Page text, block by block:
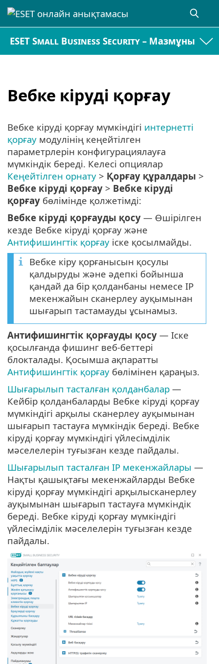
ESET Small Business Security – Мазмұны
Вебке кіруді қорғау
Вебке кіруді қорғау мүмкіндігі интернетті
қорғау модулінің кеңейтілген
параметрлерін конфигурациялауға
мүмкіндік береді. Келесі опциялар
Кеңейтілген орнату > Қорғау құралдары >
Вебке кіруді қорғау > Вебке кіруді
қорғау бөлімінде қолжетімді:
Вебке кіруді қорғауды қосу — Өшірілген
кезде Вебке кіруді қорғау және
Антифишингтік қорғау іске қосылмайды.
Вебке кіру қорғанысын қосулы
қалдыруды және әдепкі бойынша
қандай да бір қолданбаны немесе IP
мекенжайын сканерлеу ауқымынан
шығарып тастамауды ұсынамыз.
Антифишингтік қорғауды қосу — Іске
қосылғанда фишинг веб-беттері
блокталады. Қосымша ақпаратты
Антифишингтік қорғау бөлімінен қараңыз.
Шығарылып тасталған қолданбалар —
Кейбір қолданбаларды Вебке кіруді қорғау
мүмкіндігі арқылы сканерлеу ауқымынан
шығарып тастауға мүмкіндік береді. Вебке
кіруді қорғау мүмкіндігі үйлесімділік
мәселелерін туғызған кезде пайдалы.
Шығарылып тасталған IP мекенжайлары —
Нақты қашықтағы мекенжайларды Вебке
кіруді қорғау мүмкіндігі арқылысканерлеу
ауқымынан шығарып тастауға мүмкіндік
береді. Вебке кіруді қорғау мүмкіндігі
үйлесімділік мәселелерін туғызған кезде
пайдалы.